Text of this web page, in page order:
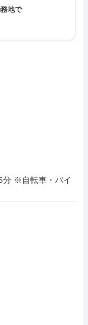
地で
分 ※自転車・バイ